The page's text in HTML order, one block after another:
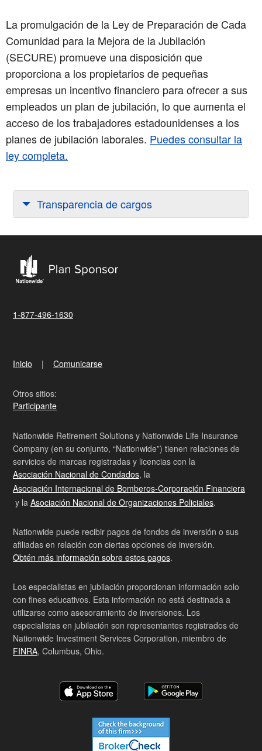
La promulgación de la Ley de Preparación de Cada
Comunidad para la Mejora de la Jubilación
(SECURE) promueve una disposición que
proporciona a los propietarios de pequeñas
empresas un incentivo financiero para ofrecer a sus
empleados un plan de jubilación, lo que aumenta el
acceso de los trabajadores estadounidenses a los
planes de jubilación laborales. Puedes consultar la
ley completa.
Transparencia de cargos
1-877-496-1630
Inicio Comunicarse
Otros sitios:
Participante
Nationwide Retirement Solutions y Nationwide Life Insurance
Company (en su conjunto, “Nationwide”) tienen relaciones de
servicios de marcas registradas y licencias con la
Asociación Nacional de Condados, la
Asociación Internacional de Bomberos-Corporación Financiera
y la Asociación Nacional de Organizaciones Policiales.
Nationwide puede recibir pagos de fondos de inversión o sus
afiliadas en relación con ciertas opciones de inversión.
Obtén más información sobre estos pagos.
Los especialistas en jubilación proporcionan información solo
con fines educativos. Esta información no está destinada a
utilizarse como asesoramiento de inversiones. Los
especialistas en jubilación son representantes registrados de
Nationwide Investment Services Corporation, miembro de
FINRA, Columbus, Ohio.